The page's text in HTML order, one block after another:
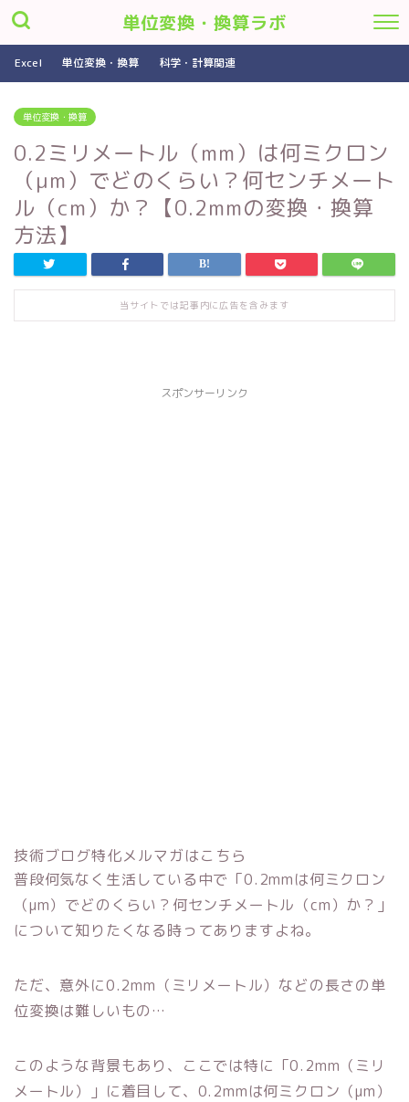
単位変換・換算ラボ
Excel 単位変換・換算 科学・計算関連
単位変換・換算
0.2ミリメートル（mm）は何ミクロン
（μm）でどのくらい？何センチメート
ル（cm）か？【0.2mmの変換・換算
方法】
当サイトでは記事内に広告を含みます
スポンサーリンク
技術ブログ特化メルマガはこちら
普段何気なく生活している中で「0.2mmは何ミクロン
（μm）でどのくらい？何センチメートル（cm）か？」
について知りたくなる時ってありますよね。
ただ、意外に0.2mm（ミリメートル）などの長さの単
位変換は難しいもの…
このような背景もあり、ここでは特に「0.2mm（ミリ
メートル）」に着目して、0.2mmは何ミクロン（μm）